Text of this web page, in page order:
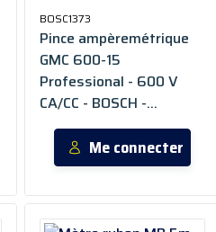
BOSC1373
Pince ampèremétrique
GMC 600-15
Professional - 600 V
CA/CC - BOSCH -
0601077600
Me connecter